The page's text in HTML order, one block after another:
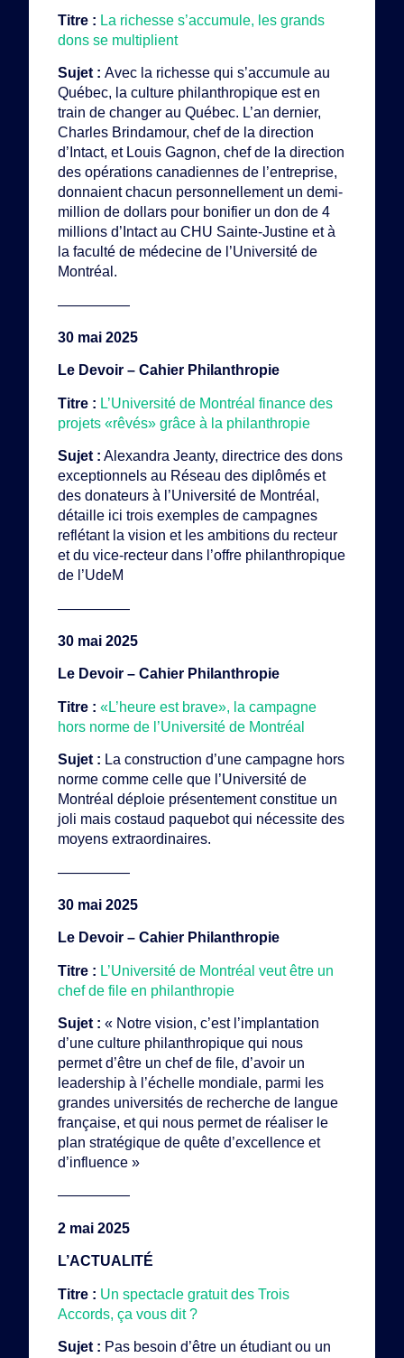
Titre : La richesse s’accumule, les grands
dons se multiplient
Sujet : Avec la richesse qui s’accumule au
Québec, la culture philanthropique est en
train de changer au Québec. L’an dernier,
Charles Brindamour, chef de la direction
d’Intact, et Louis Gagnon, chef de la direction
des opérations canadiennes de l’entreprise,
donnaient chacun personnellement un demi-
million de dollars pour bonifier un don de 4
millions d’Intact au CHU Sainte-Justine et à
la faculté de médecine de l’Université de
Montréal.
—————
30 mai 2025
Le Devoir – Cahier Philanthropie
Titre : L’Université de Montréal finance des
projets «rêvés» grâce à la philanthropie
Sujet : Alexandra Jeanty, directrice des dons
exceptionnels au Réseau des diplômés et
des donateurs à l’Université de Montréal,
détaille ici trois exemples de campagnes
reflétant la vision et les ambitions du recteur
et du vice-recteur dans l’offre philanthropique
de l’UdeM
—————
30 mai 2025
Le Devoir – Cahier Philanthropie
Titre : «L’heure est brave», la campagne
hors norme de l’Université de Montréal
Sujet : La construction d’une campagne hors
norme comme celle que l’Université de
Montréal déploie présentement constitue un
joli mais costaud paquebot qui nécessite des
moyens extraordinaires.
—————
30 mai 2025
Le Devoir – Cahier Philanthropie
Titre : L’Université de Montréal veut être un
chef de file en philanthropie
Sujet : « Notre vision, c’est l’implantation
d’une culture philanthropique qui nous
permet d’être un chef de file, d’avoir un
leadership à l’échelle mondiale, parmi les
grandes universités de recherche de langue
française, et qui nous permet de réaliser le
plan stratégique de quête d’excellence et
d’influence »
—————
2 mai 2025
L’ACTUALITÉ
Titre : Un spectacle gratuit des Trois
Accords, ça vous dit ?
Sujet : Pas besoin d’être un étudiant ou un